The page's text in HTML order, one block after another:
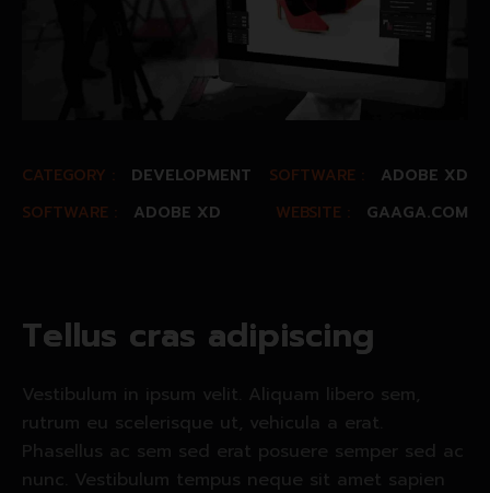
CATEGORY : DEVELOPMENT SOFTWARE :
ADOBE XD
SOFTWARE :
ADOBE XD WEBSITE : GAAGA.COM
Tellus cras adipiscing
Vestibulum in ipsum velit. Aliquam libero sem,
rutrum eu scelerisque ut, vehicula a erat.
Phasellus ac sem sed erat posuere semper sed ac
nunc. Vestibulum tempus neque sit amet sapien